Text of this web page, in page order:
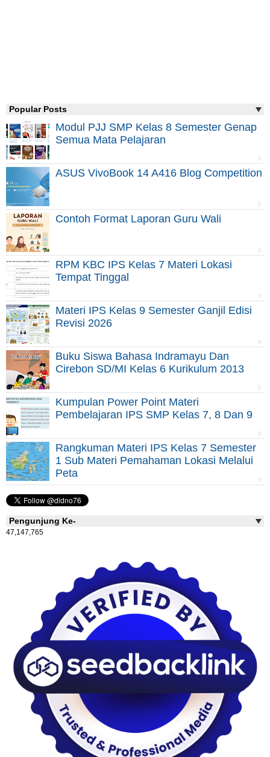
Popular Posts
Modul PJJ SMP Kelas 8 Semester Genap
Semua Mata Pelajaran
ASUS VivoBook 14 A416 Blog Competition
Contoh Format Laporan Guru Wali
RPM KBC IPS Kelas 7 Materi Lokasi
Tempat Tinggal
Materi IPS Kelas 9 Semester Ganjil Edisi
Revisi 2026
Buku Siswa Bahasa Indramayu Dan
Cirebon SD/MI Kelas 6 Kurikulum 2013
Kumpulan Power Point Materi
Pembelajaran IPS SMP Kelas 7, 8 Dan 9
Rangkuman Materi IPS Kelas 7 Semester
1 Sub Materi Pemahaman Lokasi Melalui
Peta
Pengunjung Ke-
47,147,765